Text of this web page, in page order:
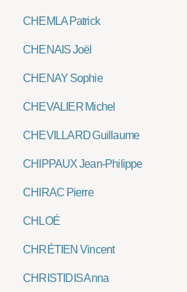
CHEMLA Patrick
CHENAIS Joël
CHENAY Sophie
CHEVALIER Michel
CHEVILLARD Guillaume
CHIPPAUX Jean-Philippe
CHIRAC Pierre
CHLOÉ
CHRÉTIEN Vincent
CHRISTIDIS Anna